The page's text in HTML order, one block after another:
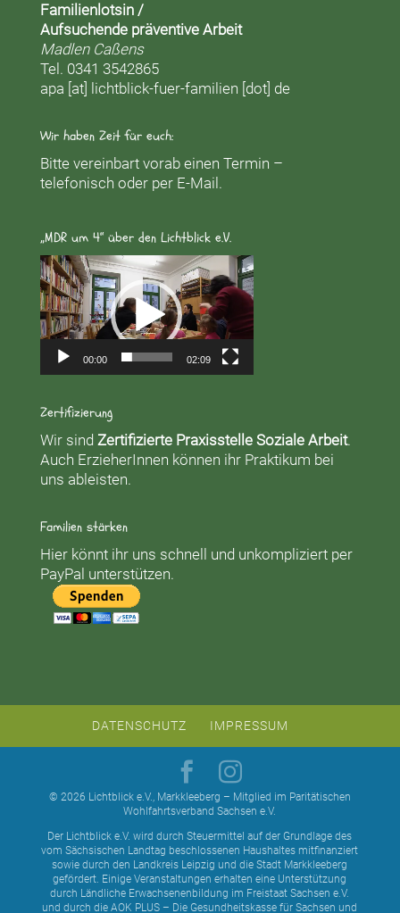
Familienlotsin /
Aufsuchende präventive Arbeit
Madlen Caßens
Tel. 0341 3542865
apa [at] lichtblick-fuer-familien [dot] de
Wir haben Zeit für euch:
Bitte vereinbart vorab einen Termin –
telefonisch oder per E-Mail.
„MDR um 4“ über den Lichtblick e.V.
Video-
Player
00:00 02:09
Zertifizierung
Wir sind Zertifizierte Praxisstelle Soziale Arbeit.
Auch ErzieherInnen können ihr Praktikum bei
uns ableisten.
Familien stärken
Hier könnt ihr uns schnell und unkompliziert per
PayPal unterstützen.
DATENSCHUTZ IMPRESSUM
© 2026 Lichtblick e.V., Markkleeberg – Mitglied im Paritätischen
Wohlfahrtsverband Sachsen e.V.
Der Lichtblick e.V. wird durch Steuermittel auf der Grundlage des
vom Sächsischen Landtag beschlossenen Haushaltes mitfinanziert
sowie durch den Landkreis Leipzig und die Stadt Markkleeberg
gefördert. Einige Veranstaltungen erhalten eine Unterstützung
durch Ländliche Erwachsenenbildung im Freistaat Sachsen e.V.
und durch die AOK PLUS – Die Gesundheitskasse für Sachsen und